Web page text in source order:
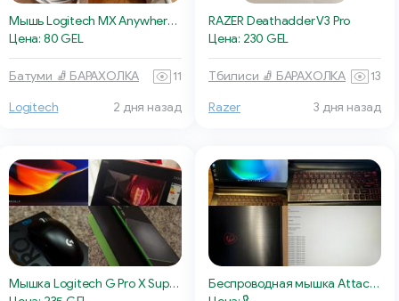
Мышь Logitech MX Anywhere 3S
Цена: 80 GEL
Батуми 🧦 БАРАХОЛКА 11
Logitech 2 дня назад
RAZER Deathadder V3 Pro
Цена: 230 GEL
Тбилиси 🧦 БАРАХОЛКА 13
Razer 3 дня назад
Мышка Logitech G Pro X Superlight
Беспроводная мышка Attack Shark